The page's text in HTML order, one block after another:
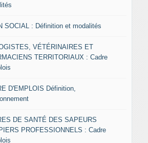
SOCIAL : Définition et modalités
VÉTÉRINAIRES ET
TERRITORIAUX : Cadre
D'EMPLOIS Définition,
DE SANTÉ DES SAPEURS
PROFESSIONNELS : Cadre